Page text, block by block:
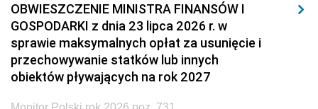
OBWIESZCZENIE MINISTRA FINANSÓW I
GOSPODARKI z dnia 23 lipca 2026 r. w
sprawie maksymalnych opłat za usunięcie i
przechowywanie statków lub innych
obiektów pływających na rok 2027